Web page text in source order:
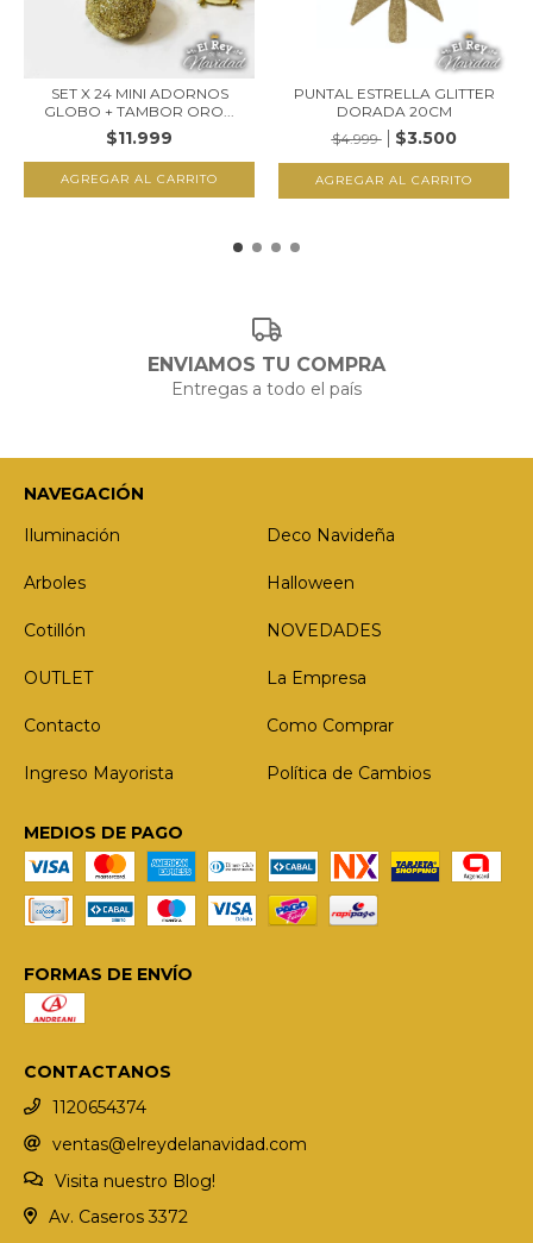
SET X 24 MINI ADORNOS
GLOBO + TAMBOR ORO...
$11.999
PUNTAL ESTRELLA GLITTER
DORADA 20CM
$4.999
$3.500
ENVIAMOS TU COMPRA
Entregas a todo el país
NAVEGACIÓN
Iluminación
Deco Navideña
Arboles Halloween
Cotillón NOVEDADES
OUTLET La Empresa
Contacto Como Comprar
Ingreso Mayorista Política de Cambios
MEDIOS DE PAGO
FORMAS DE ENVÍO
CONTACTANOS
1120654374
ventas@elreydelanavidad.com
Visita nuestro Blog!
Av. Caseros 3372